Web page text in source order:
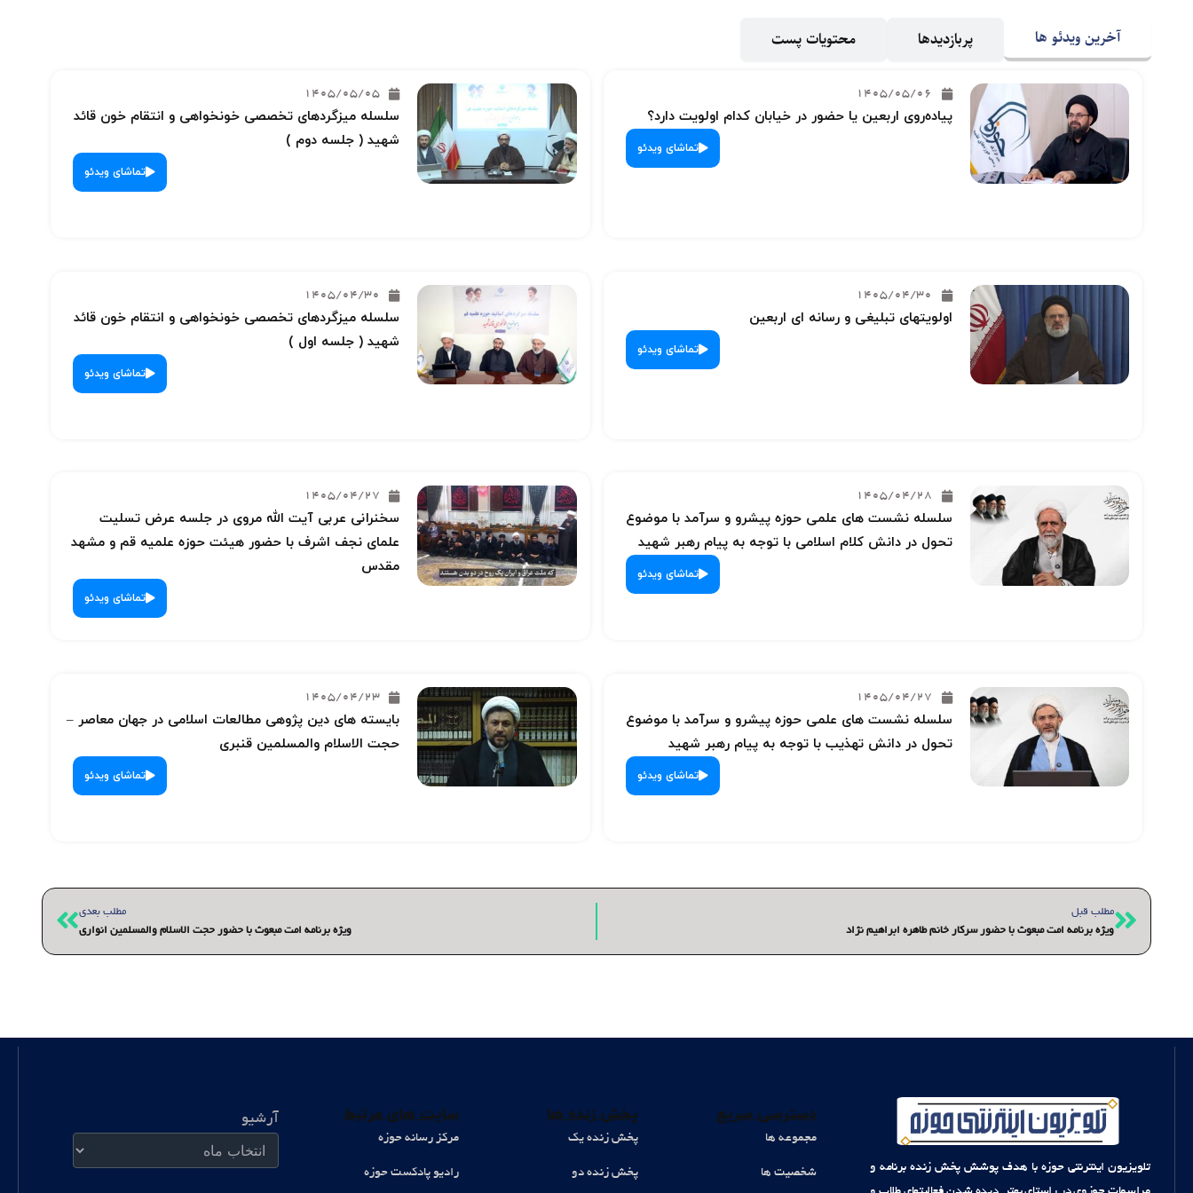
آخرین ویدئو ها پربازدیدها محتویات پست
1405/05/06
پیاده‌روی اربعین یا حضور در خیابان کدام اولویت دارد؟
تماشای ویدئو
1405/05/05
سلسله میزگردهای تخصصی خونخواهی و انتقام خون قائد
شهید ( جلسه دوم )
تماشای ویدئو
1405/04/30
اولویتهای تبلیغی و رسانه ای اربعین
تماشای ویدئو
1405/04/30
سلسله میزگردهای تخصصی خونخواهی و انتقام خون قائد
شهید ( جلسه اول )
تماشای ویدئو
1405/04/28
سلسله نشست های علمی حوزه پیشرو و سرآمد با موضوع
تحول در دانش کلام اسلامی با توجه به پیام رهبر شهید
تماشای ویدئو
1405/04/27
سخنرانی عربی آیت الله مروی در جلسه عرض تسلیت
علمای نجف اشرف با حضور هیئت حوزه علمیه قم و مشهد
مقدس
تماشای ویدئو
1405/04/27
سلسله نشست های علمی حوزه پیشرو و سرآمد با موضوع
تحول در دانش تهذیب با توجه به پیام رهبر شهید
تماشای ویدئو
1405/04/23
بایسته های دین پژوهی مطالعات اسلامی در جهان معاصر –
حجت الاسلام والمسلمین قنبری
تماشای ویدئو
قبلیمطلب قبل
ویژه برنامه امت مبعوث با حضور سرکار خانم طاهره ابراهیم نژاد
مطلب بعدی
ویژه برنامه امت مبعوث با حضور حجت الاسلام والمسلمین انواری
بعدی
تلویزیون اینترنتی حوزه با هدف پوشش پخش زنده برنامه و
دسترسی سریع
مجموعه ها
شخصیت ها
پخش زنده ها
پخش زنده یک
پخش زنده دو
سایت های مرتبط
مرکز رسانه حوزه
رادیو پادکست حوزه
آرشیو
آرشیو